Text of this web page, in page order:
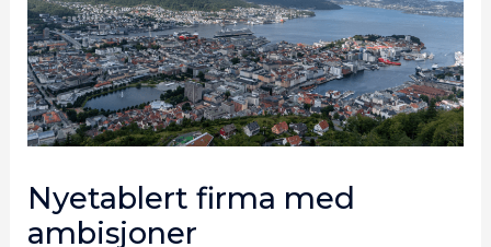
Nyetablert firma med
ambisjoner